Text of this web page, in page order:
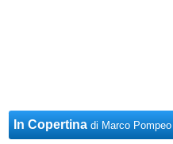
In Copertina di Marco Pompeo